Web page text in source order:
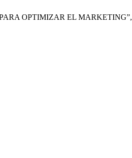
OPTIMIZAR EL MARKETING”,